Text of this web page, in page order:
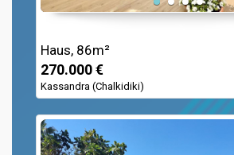
Haus, 86m²
270.000 €
Kassandra (Chalkidiki)